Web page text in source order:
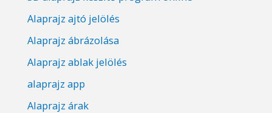
Alaprajz ajtó jelölés
Alaprajz ábrázolása
Alaprajz ablak jelölés
alaprajz app
Alaprajz árak